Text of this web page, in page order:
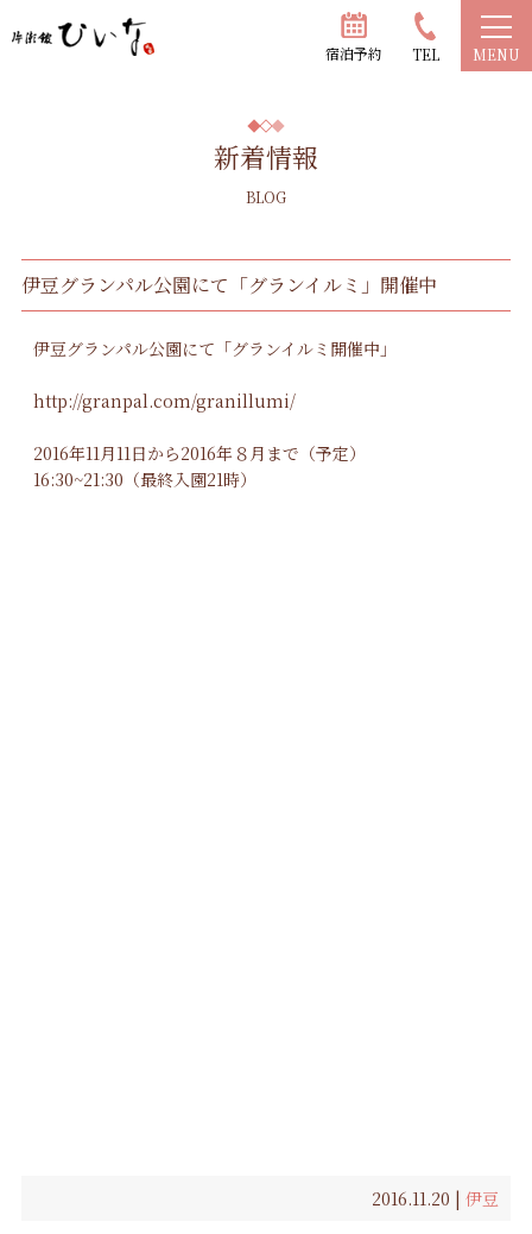
宿泊予約 TEL MENU
新着情報
BLOG
伊豆グランパル公園にて「グランイルミ」開催中
伊豆グランパル公園にて「グランイルミ開催中」
http://granpal.com/granillumi/
2016年11月11日から2016年８月まで（予定）
16:30~21:30（最終入園21時）
2016.11.20 |伊豆